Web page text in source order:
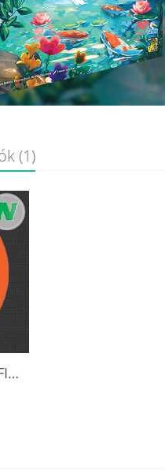
(1)
RANTS AND REVIEWS: MUNCHKIN PATHFINDER